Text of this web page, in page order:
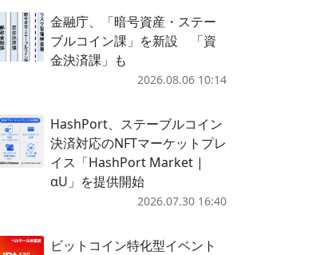
金融庁、「暗号資産・ステー
ブルコイン課」を新設 「資
金決済課」も
2026.08.06 10:14
HashPort、ステーブルコイン
決済対応のNFTマーケットプレ
イス「HashPort Market |
αU」を提供開始
2026.07.30 16:40
ビットコイン特化型イベント